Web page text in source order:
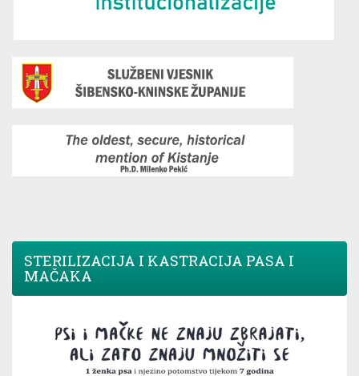
STERILIZACIJA I KASTRACIJA PASA I
MAČAKA